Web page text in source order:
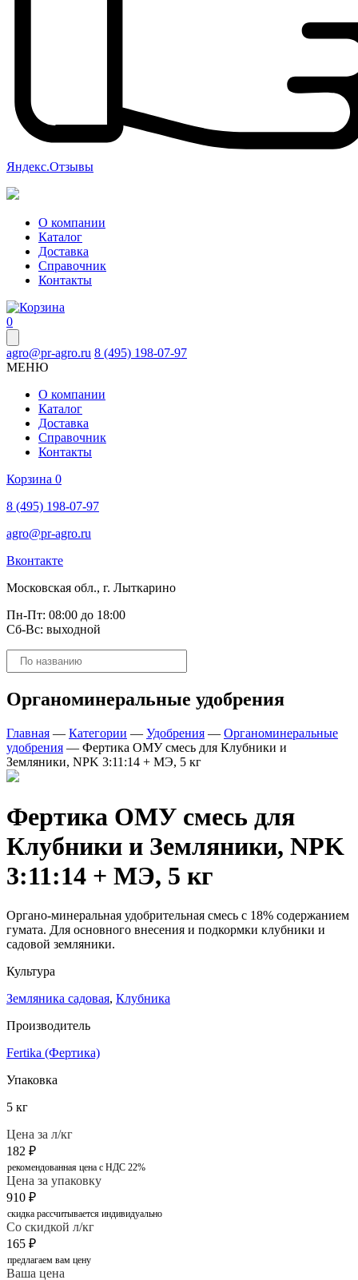
Яндекс.Отзывы
О компании
Каталог
Доставка
Справочник
Контакты
0
agro@pr-agro.ru 8 (495) 198-07-97
МЕНЮ
О компании
Каталог
Доставка
Справочник
Контакты
Корзина 0
8 (495) 198-07-97
agro@pr-agro.ru
Вконтакте
Московская обл., г. Лыткарино
Пн-Пт: 08:00 до 18:00
Сб-Вс: выходной
Поиск
товаров
Органоминеральные удобрения
Главная — Категории — Удобрения — Органоминеральные
удобрения — Фертика ОМУ смесь для Клубники и
Земляники, NPK 3:11:14 + МЭ, 5 кг
Фертика ОМУ смесь для
Клубники и Земляники, NPK
3:11:14 + МЭ, 5 кг
Органо-минеральная удобрительная смесь с 18% содержанием
гумата. Для основного внесения и подкормки клубники и
садовой земляники.
Культура
Земляника садовая, Клубника
Производитель
Fertika (Фертика)
Упаковка
5 кг
Цена за л/кг
182 ₽
рекомендованная цена с НДС 22%
Цена за упаковку
910 ₽
скидка рассчитывается индивидуально
Со скидкой л/кг
165 ₽
предлагаем вам цену
Ваша цена